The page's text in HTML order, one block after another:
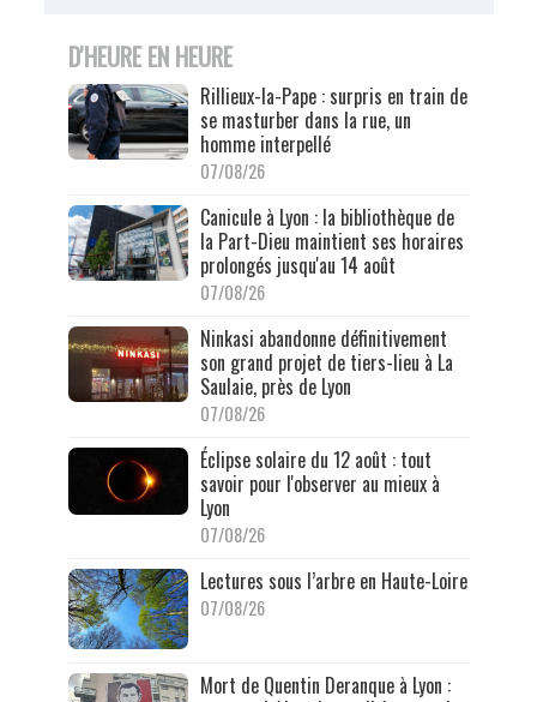
D'HEURE EN HEURE
Rillieux-la-Pape : surpris en train de
se masturber dans la rue, un
homme interpellé
07/08/26
Canicule à Lyon : la bibliothèque de
la Part-Dieu maintient ses horaires
prolongés jusqu'au 14 août
07/08/26
Ninkasi abandonne définitivement
son grand projet de tiers-lieu à La
Saulaie, près de Lyon
07/08/26
Éclipse solaire du 12 août : tout
savoir pour l'observer au mieux à
Lyon
07/08/26
Lectures sous l’arbre en Haute-Loire
07/08/26
Mort de Quentin Deranque à Lyon :